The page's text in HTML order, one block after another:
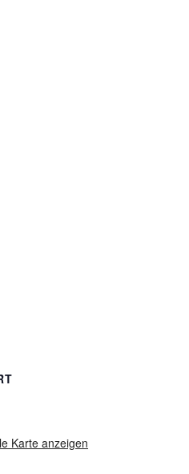
Karte anzeigen